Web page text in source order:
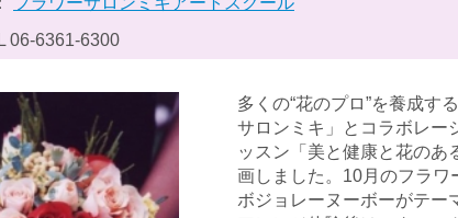
06-6361-6300
多くの“花のプロ”を養成す
サロンミキ」とコラボレー
ッスン「美と健康と花のあ
画しました。10月のフラワ
ボジョレーヌーボーがテー